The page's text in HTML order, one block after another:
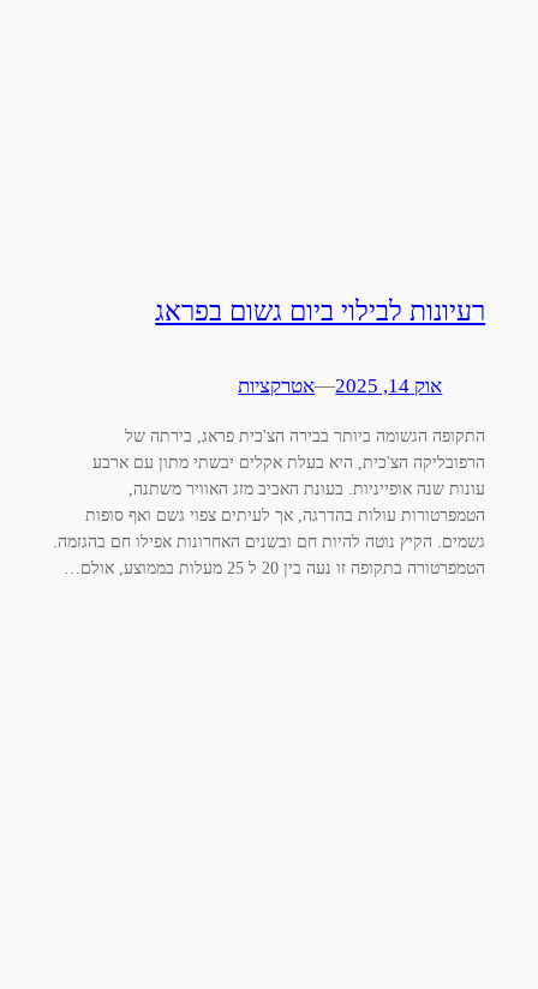
רעיונות לבילוי ביום גשום בפראג
אוק 14, 2025 —אטרקציות
התקופה הגשומה ביותר בבירה הצ'כית פראג, בירתה של
הרפובליקה הצ'כית, היא בעלת אקלים יבשתי מתון עם ארבע
עונות שנה אופייניות. בעונת האביב מזג האוויר משתנה,
הטמפרטורות עולות בהדרגה, אך לעיתים צפוי גשם ואף סופות
גשמים. הקיץ נוטה להיות חם ובשנים האחרונות אפילו חם בהגזמה.
הטמפרטורה בתקופה זו נעה בין 20 ל 25 מעלות בממוצע, אולם…